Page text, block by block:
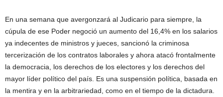
En una semana que avergonzará al Judicario para siempre, la
cúpula de ese Poder negoció un aumento del 16,4% en los salarios
ya indecentes de ministros y jueces, sancionó la criminosa
tercerización de los contratos laborales y ahora atacó frontalmente
la democracia, los derechos de los electores y los derechos del
mayor líder político del país. Es una suspensión política, basada en
la mentira y en la arbitrariedad, como en el tiempo de la dictadura.